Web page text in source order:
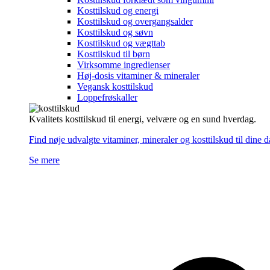
Kosttilskud og energi
Kosttilskud og overgangsalder
Kosttilskud og søvn
Kosttilskud og vægttab
Kosttilskud til børn
Virksomme ingredienser
Høj-dosis vitaminer & mineraler
Vegansk kosttilskud
Loppefrøskaller
Kvalitets kosttilskud til energi, velvære og en sund hverdag.
Find nøje udvalgte vitaminer, mineraler og kosttilskud til dine
Se mere